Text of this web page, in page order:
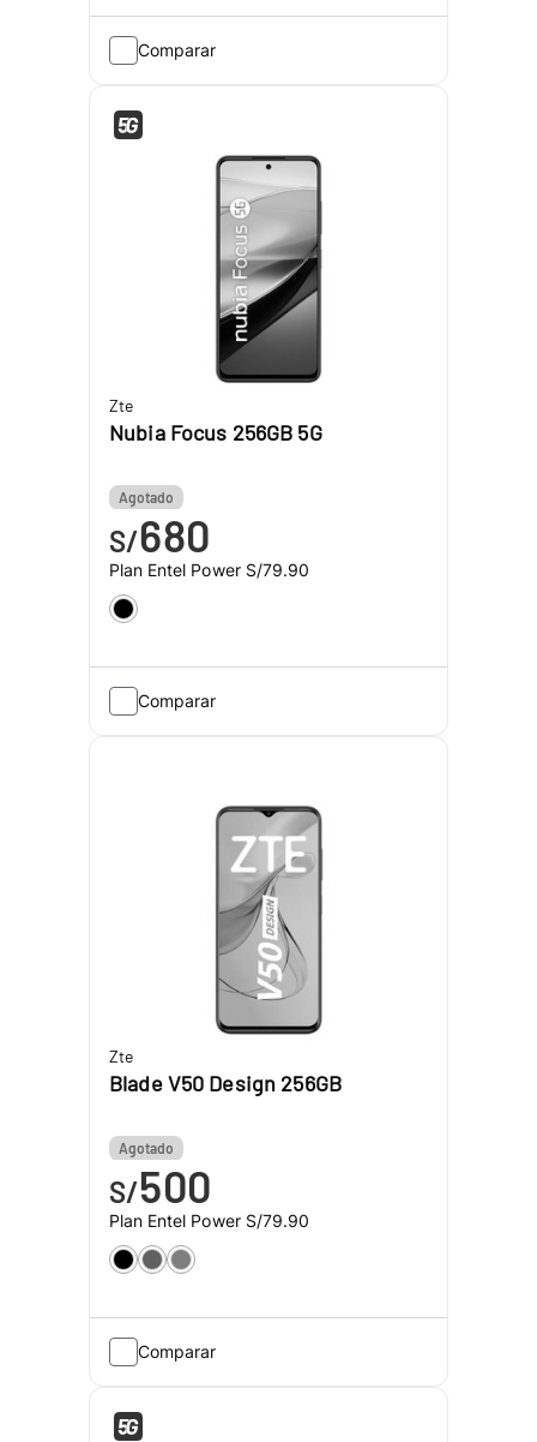
Comparar
Zte
Nubia Focus 256GB 5G
Agotado
S/680
Plan Entel Power S/79.90
Comparar
Zte
Blade V50 Design 256GB
Agotado
S/500
Plan Entel Power S/79.90
Comparar